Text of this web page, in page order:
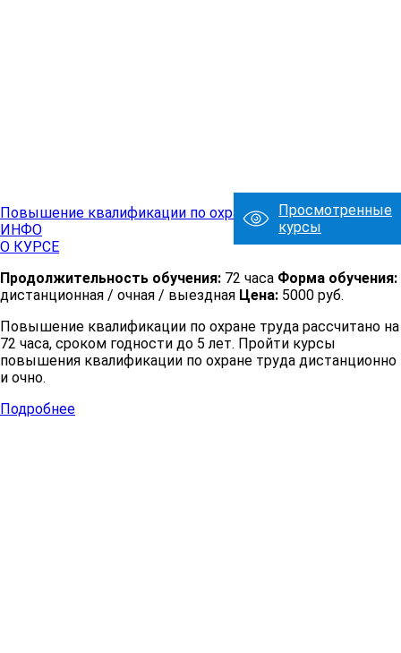
Повышение квалификации по охране труда
ИНФО
О КУРСЕ
Продолжительность обучения: 72 часа Форма обучения:
дистанционная / очная / выездная Цена: 5000 руб.
Повышение квалификации по охране труда рассчитано на
72 часа, сроком годности до 5 лет. Пройти курсы
повышения квалификации по охране труда дистанционно
и очно.
Подробнее
Просмотренные
курсы